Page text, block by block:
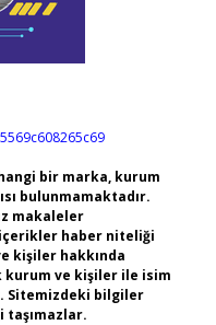
bir marka, kurum
bulunmamaktadır.
makaleler
haber niteliği
kişiler hakkında
kurum ve kişiler ile isim
Sitemizdeki bilgiler